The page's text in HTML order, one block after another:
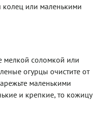
колец или маленькими
мелкой соломкой или
огурцы очистите от
маленькими
и крепкие, то кожицу